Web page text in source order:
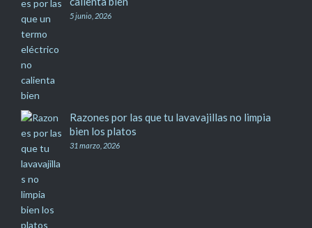
5 junio, 2026
Razones por las que tu lavavajillas no limpia
bien los platos
31 marzo, 2026